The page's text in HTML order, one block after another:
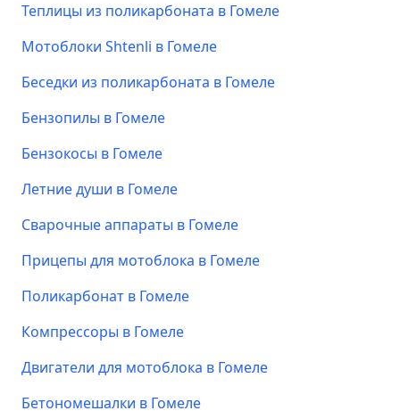
Теплицы из поликарбоната в Гомеле
Мотоблоки Shtenli в Гомеле
Беседки из поликарбоната в Гомеле
Бензопилы в Гомеле
Бензокосы в Гомеле
Летние души в Гомеле
Сварочные аппараты в Гомеле
Прицепы для мотоблока в Гомеле
Поликарбонат в Гомеле
Компрессоры в Гомеле
Двигатели для мотоблока в Гомеле
Бетономешалки в Гомеле